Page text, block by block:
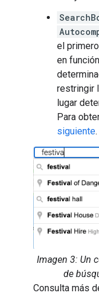
el
en
restringir
lugar
Para
siguiente.
Imagen 3: Un
de
Consulta más